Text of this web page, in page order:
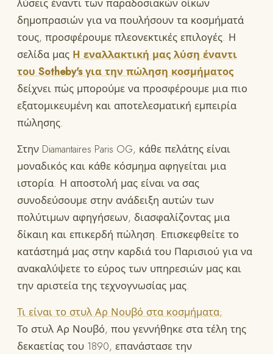
λύσεις έναντι των παραδοσιακών οίκων
δημοπρασιών για να πουλήσουν τα κοσμήματά
τους, προσφέρουμε πλεονεκτικές επιλογές. Η
σελίδα μας Η εναλλακτική μας λύση έναντι
του Sotheby's για την πώληση κοσμήματος
δείχνει πώς μπορούμε να προσφέρουμε μια πιο
εξατομικευμένη και αποτελεσματική εμπειρία
πώλησης.
Στην Diamantaires Paris OG, κάθε πελάτης είναι
μοναδικός και κάθε κόσμημα αφηγείται μια
ιστορία. Η αποστολή μας είναι να σας
συνοδεύσουμε στην ανάδειξη αυτών των
πολύτιμων αφηγήσεων, διασφαλίζοντας μια
δίκαιη και επικερδή πώληση. Επισκεφθείτε το
κατάστημά μας στην καρδιά του Παρισιού για να
ανακαλύψετε το εύρος των υπηρεσιών μας και
την αριστεία της τεχνογνωσίας μας.
Τι είναι το στυλ Αρ Νουβό στα κοσμήματα;
Το στυλ Αρ Νουβό, που γεννήθηκε στα τέλη της
δεκαετίας του 1890, επανάστασε την